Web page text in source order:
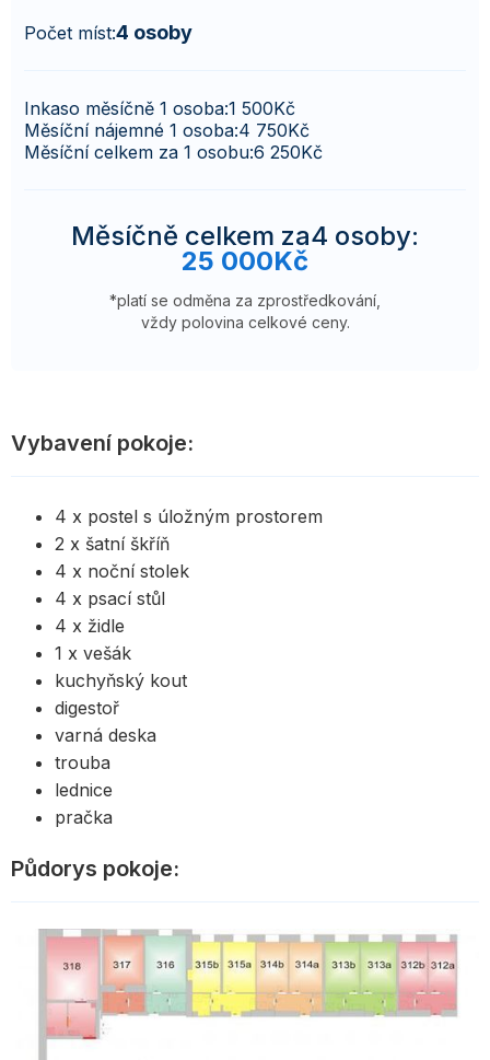
Počet míst:4 osoby
Inkaso měsíčně 1 osoba:1 500Kč
Měsíční nájemné 1 osoba:4 750Kč
Měsíční celkem za 1 osobu:6 250Kč
Měsíčně celkem za4 osoby:
25 000Kč
*platí se odměna za zprostředkování,
vždy polovina celkové ceny.
Půdorys pokoje:
Vybavení pokoje:
4 x postel s úložným prostorem
2 x šatní škříň
4 x noční stolek
4 x psací stůl
4 x židle
1 x vešák
kuchyňský kout
digestoř
varná deska
trouba
lednice
pračka